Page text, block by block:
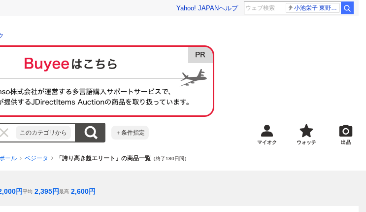
Yahoo! JAPANヘルプ 小池栄子 東野幸治
このカテゴリから ＋条件指定
マイオク ウォッチ 出品
ール ベジータ 「誇り高き超エリート」の商品一覧 （終了180日間）
円平均 2,395円最高 2,600円